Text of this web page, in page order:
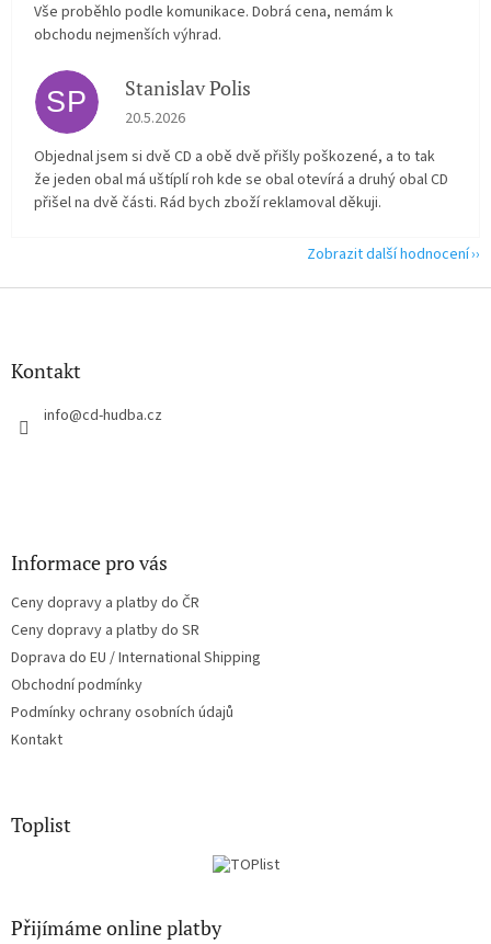
Vše proběhlo podle komunikace. Dobrá cena, nemám k
obchodu nejmenších výhrad.
SP Stanislav Polis
Hodnocení obchodu je 2 z 5 hvězdiček.
20.5.2026
Objednal jsem si dvě CD a obě dvě přišly poškozené, a to tak
že jeden obal má uštíplí roh kde se obal otevírá a druhý obal CD
přišel na dvě části. Rád bych zboží reklamoval děkuji.
Zobrazit další hodnocení
Z
Kontakt
info@cd-hudba.cz
Informace pro vás
Ceny dopravy a platby do ČR
Ceny dopravy a platby do SR
Doprava do EU / International Shipping
Obchodní podmínky
Podmínky ochrany osobních údajů
Kontakt
Toplist
Přijímáme online platby